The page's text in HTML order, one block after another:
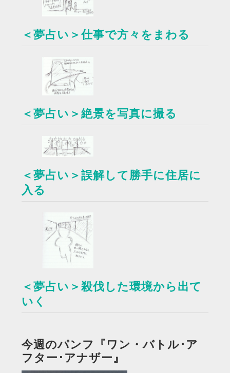
＜夢占い＞仕事で方々をまわる
＜夢占い＞絶景を写真に撮る
＜夢占い＞誤解して勝手に住居に
入る
＜夢占い＞殺伐した環境から出て
いく
今週のパンフ『ワン・バトル･ア
フター･アナザー』